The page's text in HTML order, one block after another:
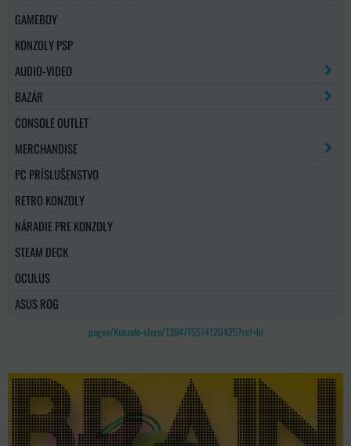
GAMEBOY
KONZOLY PSP
AUDIO-VIDEO
BAZÁR
CONSOLE OUTLET
MERCHANDISE
PC PRÍSLUŠENSTVO
RETRO KONZOLY
NÁRADIE PRE KONZOLY
STEAM DECK
OCULUS
ASUS ROG
pages/Konzole-store/1394715514120425?ref=hl